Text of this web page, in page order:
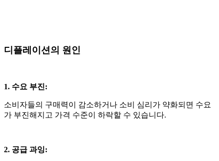
디플레이션의 원인
1. 수요 부진:
소비자들의 구매력이 감소하거나 소비 심리가 약화되면 수요
가 부진해지고 가격 수준이 하락할 수 있습니다.
2. 공급 과잉: